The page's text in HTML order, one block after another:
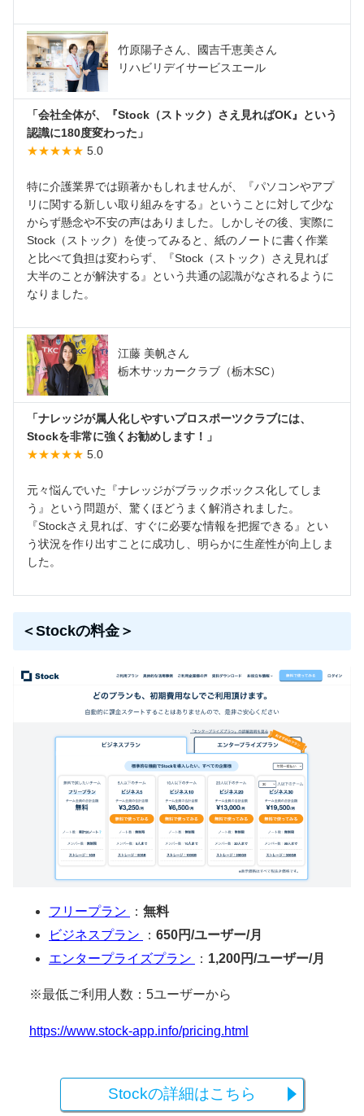
竹原陽子さん、國吉千恵美さん
リハビリデイサービスエール
「会社全体が、『Stock（ストック）さえ見ればOK』という
認識に180度変わった」
★★★★★ 5.0
特に介護業界では顕著かもしれませんが、『パソコンやアプ
リに関する新しい取り組みをする』ということに対して少な
からず懸念や不安の声はありました。しかしその後、実際に
Stock（ストック）を使ってみると、紙のノートに書く作業
と比べて負担は変わらず、『Stock（ストック）さえ見れば
大半のことが解決する』という共通の認識がなされるように
なりました。
江藤 美帆さん
栃木サッカークラブ（栃木SC）
「ナレッジが属人化しやすいプロスポーツクラブには、
Stockを非常に強くお勧めします！」
★★★★★ 5.0
元々悩んでいた『ナレッジがブラックボックス化してしま
う』という問題が、驚くほどうまく解消されました。
『Stockさえ見れば、すぐに必要な情報を把握できる』とい
う状況を作り出すことに成功し、明らかに生産性が向上しま
した。
＜Stockの料金＞
フリープラン ： 無料
ビジネスプラン
： 650円/ユーザー/月
エンタープライズプラン
： 1,200円/ユーザー/月
※最低ご利用人数：5ユーザーから
https://www.stock-app.info/pricing.html
Stockの詳細はこちら